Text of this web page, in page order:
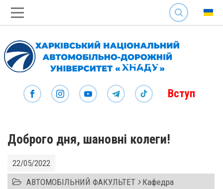
SEARCH
Вступ
Доброго дня, шановні колеги!
22/05/2022
АВТОМОБІЛЬНИЙ ФАКУЛЬТЕТ Кафедра